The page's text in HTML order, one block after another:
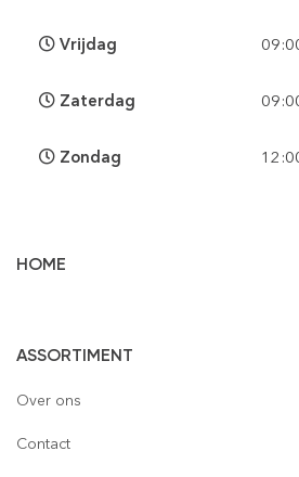
HOME
ASSORTIMENT
Over ons
Contact
Vrijdag
Zaterdag
Zondag